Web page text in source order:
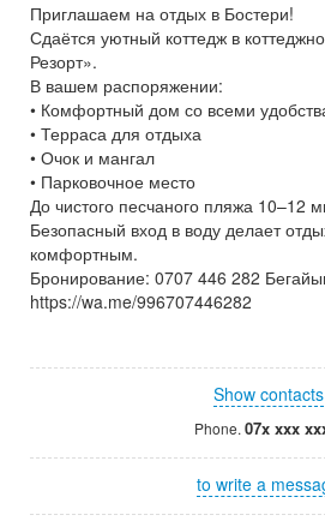
Приглашаем на отдых в Бостери!
Сдаётся уютный коттедж в
Резорт».
В вашем распоряжении:
• Комфортный дом со всеми
• Терраса для отдыха
• ⁠Очок и мангал
• ⁠Парковочное место
До чистого песчаного пляжа 10–12
Безопасный вход в воду делает
комфортным.
Бронирование: 0707 446 282
https://wa.me/996707446282
Show contacts
Phone. 07x xxx
to write a